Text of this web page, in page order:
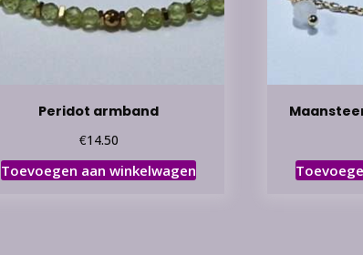
Peridot armband
€14.50
Toevoegen aan winkelwagen